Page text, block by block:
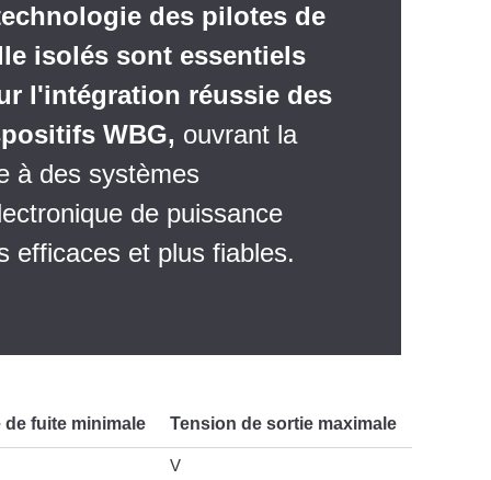
des pilotes de
isolés sont essentiels
l'intégration réussie des
WBG, ouvrant la
à des systèmes
de puissance
efficaces et plus fiables.
de fuite minimale Tension de sortie maximale
V